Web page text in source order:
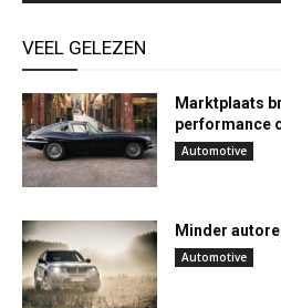
VEEL GELEZEN
Marktplaats
performance
Automotive
Minder
Automotive